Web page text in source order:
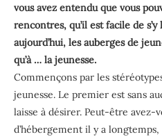
vous avez entendu que vous
rencontres, qu’il est facile de
aujourd’hui, les auberges de
qu’à … la jeunesse.
Commençons par les
jeunesse. Le premier est sans
laisse à désirer. Peut-être avez-
d’hébergement il y a